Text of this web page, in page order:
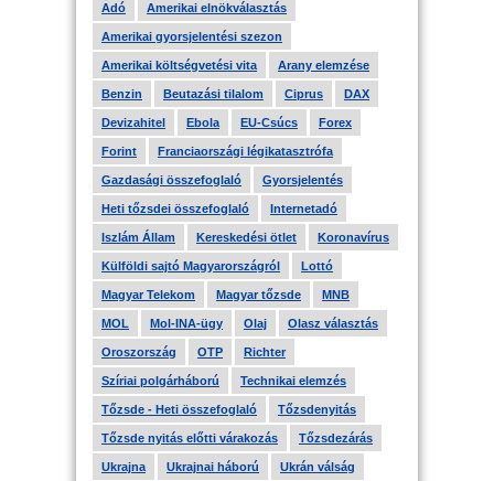
Adó Amerikai elnökválasztás
Amerikai gyorsjelentési szezon
Amerikai költségvetési vita Arany elemzése
Benzin Beutazási tilalom Ciprus DAX
Devizahitel Ebola EU-Csúcs Forex
Forint Franciaországi légikatasztrófa
Gazdasági összefoglaló Gyorsjelentés
Heti tőzsdei összefoglaló Internetadó
Iszlám Állam Kereskedési ötlet Koronavírus
Külföldi sajtó Magyarországról Lottó
Magyar Telekom Magyar tőzsde MNB
MOL Mol-INA-ügy Olaj Olasz választás
Oroszország OTP Richter
Szíriai polgárháború Technikai elemzés
Tőzsde - Heti összefoglaló Tőzsdenyitás
Tőzsde nyitás előtti várakozás Tőzsdezárás
Ukrajna Ukrajnai háború Ukrán válság